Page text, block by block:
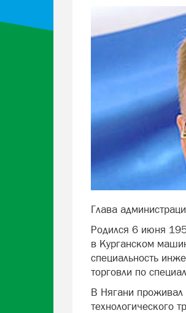
Глава
Родился 6 июня
в Курганском
специальность
торговли по
В Нягани проживал
технологического